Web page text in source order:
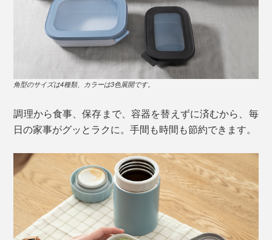
角型のサイズは4種類、カラーは3色展開です。
調理から食事、保存まで、容器を替えずに済むから、毎
日の家事がグッとラクに。手間も時間も節約できます。